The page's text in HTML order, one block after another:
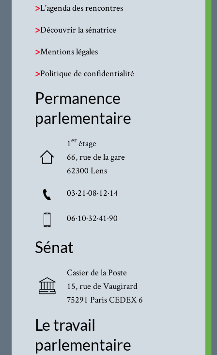
>L'agenda des rencontres
>Découvrir la sénatrice
>Mentions légales
>Politique de confidentialité
Permanence
parlementaire
1erétage
66, rue de la gare
62300 Lens
03·21·08·12·14
06·10·32·41·90
Sénat
Casier de la Poste
15, rue de Vaugirard
75291 Paris CEDEX 6
Le travail
parlementaire